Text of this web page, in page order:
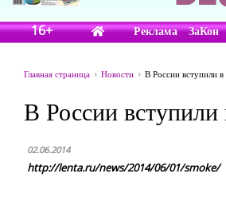
16+ Реклама ЗаКон
Главная страница Новости В России вступили
В России вступили
02.06.2014
http://lenta.ru/news/2014/06/01/smoke/